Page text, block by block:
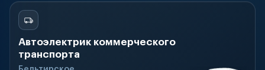
Автоэлектрик коммерческого
транспорта